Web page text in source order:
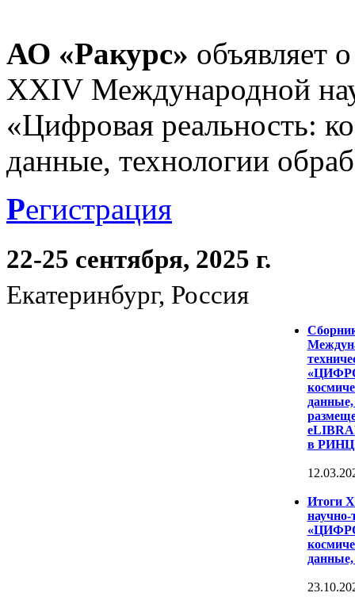
АО «Ракурс» объявляет
XXIV Международной
«Цифровая реальность:
данные, технологии
Регистрация
22-25 сентября, 2025 г.
Екатеринбург, Россия
данные,
в
Итоги
научно-
данные,